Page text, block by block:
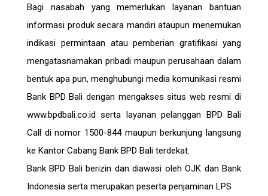
Bagi nasabah yang memerlukan layanan bantuan
informasi produk secara mandiri ataupun menemukan
indikasi permintaan atau pemberian gratifikasi yang
mengatasnamakan pribadi maupun perusahaan dalam
bentuk apa pun, menghubungi media komunikasi resmi
Bank BPD Bali dengan mengakses situs web resmi di
www.bpdbali.co.id serta layanan pelanggan BPD Bali
Call di nomor 1500-844 maupun berkunjung langsung
ke Kantor Cabang Bank BPD Bali terdekat.
Bank BPD Bali berizin dan diawasi oleh OJK dan Bank
Indonesia serta merupakan peserta penjaminan LPS